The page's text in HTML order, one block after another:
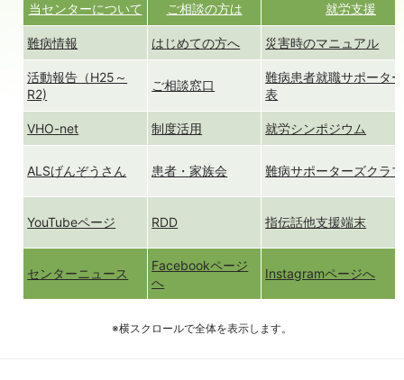
当センターについて ご相談の方は 就労支援
難病情報 はじめての方へ 災害時のマニュアル
活動報告（H25～
R2)
ご相談窓口
難病患者就職サポータ
表
VHO-net 制度活用 就労シンポジウム
ALSげんぞうさん 患者・家族会 難病サポーターズクラブ
YouTubeページ RDD 指伝話他支援端末
センターニュース
Facebookページ
へ
Instagramページへ
※横スクロールで全体を表示します。